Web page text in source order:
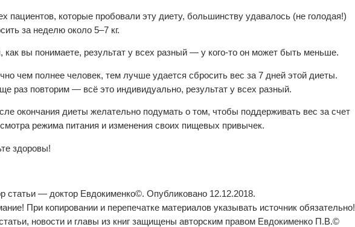
пациентов, которые пробовали эту диету, большинству удавалось (не голодая!)
за неделю около 5–7 кг.
как вы понимаете, результат у всех разный — у кого-то он может быть меньше.
чем полнее человек, тем лучше удается сбросить вес за 7 дней этой диеты.
раз повторим — всё это индивидуально, результат у всех разный.
окончания диеты желательно подумать о том, чтобы поддерживать вес за счет
режима питания и изменения своих пищевых привычек.
здоровы!
статьи — доктор Евдокименко©. Опубликовано 12.12.2018.
При копировании и перепечатке материалов указывать источник обязательно!
новости и главы из книг защищены авторским правом Евдокименко П.В.©